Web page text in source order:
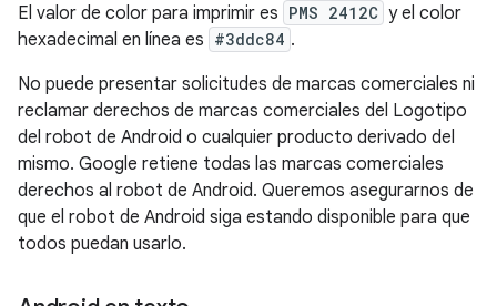
El valor de color para imprimir es PMS 2412C y el color
hexadecimal en línea es #3ddc84 .
No puede presentar solicitudes de marcas comerciales ni
reclamar derechos de marcas comerciales del Logotipo
del robot de Android o cualquier producto derivado del
mismo. Google retiene todas las marcas comerciales
derechos al robot de Android. Queremos asegurarnos de
que el robot de Android siga estando disponible para que
todos puedan usarlo.